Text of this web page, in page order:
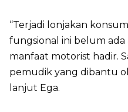
“Terjadi lonjakan
fungsional ini belum ada
manfaat motorist hadir.
pemudik yang dibantu
lanjut Ega.